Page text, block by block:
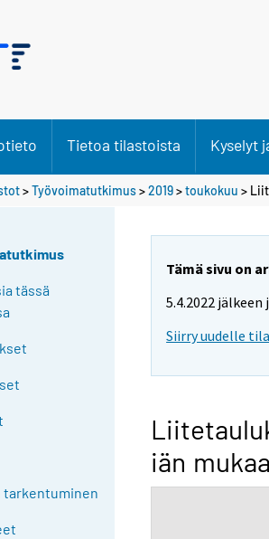
Tietoa tilastoista Kyselyt
>Työvoimatutkimus>2019>toukokuu >
tässä
tarkentuminen
Tämä sivu on
5.4.2022
Siirry uudelle
iän